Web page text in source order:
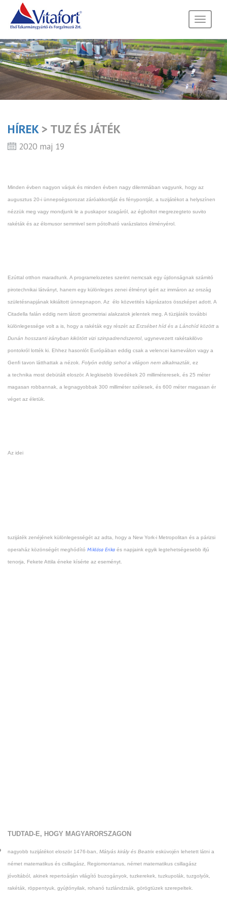
Toggle
HÍREK> TUZ ÉS JÁTÉK
2020 maj 19
Minden évben nagyon várjuk és minden évben nagy dilemmában vagyunk, hogy az
augusztus 20-i ünnepségsorozat záróakkordját és fénypontját, a tuzijátékot a helyszínen
nézzük meg vagy mondjunk le a puskapor szagáról, az égboltot megrezegteto suvito
rakéták és az élomusor semmivel sem pótolható varázslatos élményérol.
Ezúttal otthon maradtunk. A programelozetes szerint nemcsak egy újdonságnak számitó
pirotechnikai látványt, hanem egy különleges zenei élményt igért az immáron az ország
születésnapjának kikiáltott ünnepnapon. Az élo közvetités káprázatos összképet adott. A
Citadella falán eddig nem látott geometriai alakzatok jelentek meg. A tüzijáték további
különlegessége volt a is, hogy a rakéták egy részét az Erzsébet híd és a Lánchíd között a
Dunán hosszanti irányban kikötött vizi szinpadrendszerrol, ugynevezett rakétakilövo
pontokról lotték ki. Ehhez hasonlót Európában eddig csak a velencei karneválon vagy a
Genfi tavon látthattak a nézok. Folyón eddig sehol a világon nem alkalmazták , ez
a technika most debütált eloször. A legkisebb lövedékek 20 milliméteresek, és 25 méter
magasan robbannak, a legnagyobbak 300 milliméter szélesek, és 600 méter magasan ér
véget az életük.
Az idei
tuzijáték zenéjének különlegességét az adta, hogy a New York-i Metropolitan és a párizsi
operaház közönségét meghódító Miklósa Erika és napjaink egyik legtehetségesebb ifjú
tenorja, Fekete Attila éneke kísérte az eseményt.
TUDTAD-E, HOGY MAGYARORSZAGON
nagyobb tuzijátékot eloször 1476-ban, Mátyás király és Beatrix esküvojén lehetett látni a
német matematikus és csillagász, Regiomontanus, német matematikus csillagász
jóvoltából, akinek reperto­árján világító buzogányok, tuzkerekek, tuzkupolák, tuzgolyók,
rakéták, röppentyuk, gyújtónyilak, rohanó tuzlándzsák, görög­tüzek szerepeltek.